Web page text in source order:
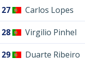
27 Carlos Lopes
28 Virgilio Pinhel
29 Duarte Ribeiro